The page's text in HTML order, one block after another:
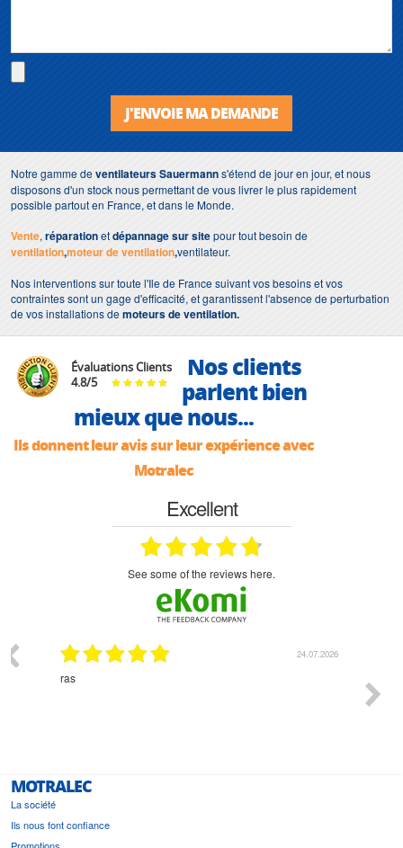
J'ENVOIE MA DEMANDE
Notre gamme deventilateursSauermanns'étend de jour en jour, et nous
disposons d'un stock nous permettant de vous livrer le plus rapidement
possible partout en France, et dans le Monde.
Vente, réparationetdépannage sur sitepour tout besoin de
ventilation,moteur de ventilation,ventilateur.
Nos interventions sur toute l'Ile de France suivant vos besoins et vos
contraintes sont un gage d'efficacité, et garantissent l'absence de perturbation
de vos installations demoteurs de ventilation.
Évaluations Clients
4.8/5
Nos clients
parlent bien
mieux que nous...
Ils donnent leur avis sur leur expérience avec
Motralec
Excellent
see some of the reviews here.
18.07.2026
Monsieur Delhaye est une personne disponible, à
MOTRALEC
La société
Ils nous font confiance